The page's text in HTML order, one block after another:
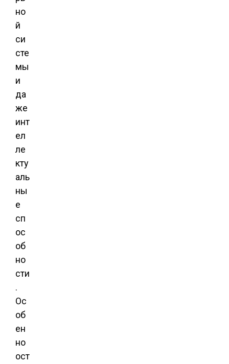
но
й
си
сте
мы
и
да
же
инт
ел
ле
кту
аль
ны
е
сп
ос
об
но
сти
.
Ос
об
ен
но
ост